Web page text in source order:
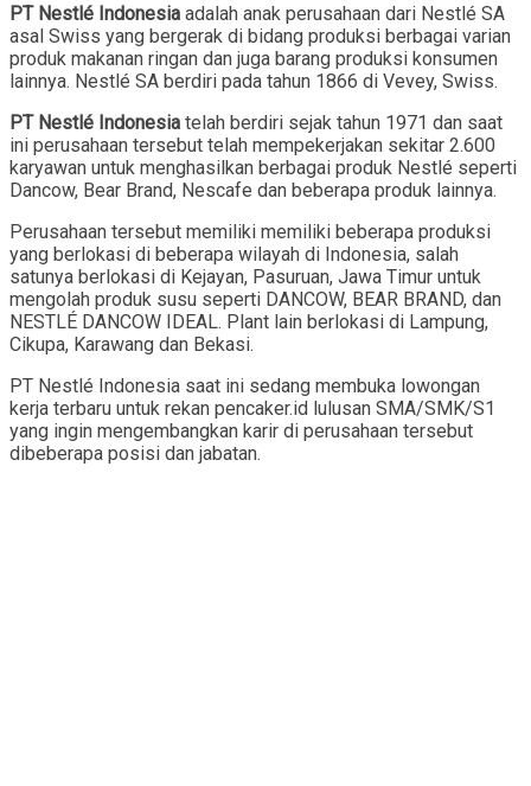
PT Nestlé Indonesia adalah anak perusahaan dari Nestlé SA
asal Swiss yang bergerak di bidang produksi berbagai varian
produk makanan ringan dan juga barang produksi konsumen
lainnya. Nestlé SA berdiri pada tahun 1866 di Vevey, Swiss.
PT Nestlé Indonesia telah berdiri sejak tahun 1971 dan saat
ini perusahaan tersebut telah mempekerjakan sekitar 2.600
karyawan untuk menghasilkan berbagai produk Nestlé seperti
Dancow, Bear Brand, Nescafe dan beberapa produk lainnya.
Perusahaan tersebut memiliki memiliki beberapa produksi
yang berlokasi di beberapa wilayah di Indonesia, salah
satunya berlokasi di Kejayan, Pasuruan, Jawa Timur untuk
mengolah produk susu seperti DANCOW, BEAR BRAND, dan
NESTLÉ DANCOW IDEAL. Plant lain berlokasi di Lampung,
Cikupa, Karawang dan Bekasi.
PT Nestlé Indonesia saat ini sedang membuka lowongan
kerja terbaru untuk rekan pencaker.id lulusan SMA/SMK/S1
yang ingin mengembangkan karir di perusahaan tersebut
dibeberapa posisi dan jabatan.